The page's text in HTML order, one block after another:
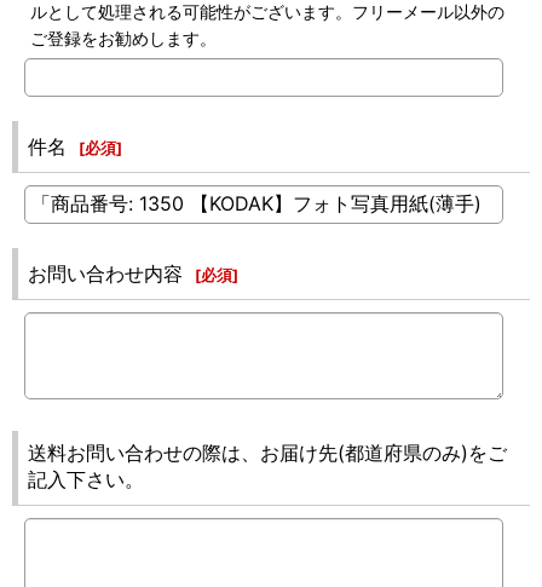
ルとして処理される可能性がございます。フリーメール以外の
ご登録をお勧めします。
件名 [必須]
お問い合わせ内容 [必須]
送料お問い合わせの際は、お届け先(都道府県のみ)をご
記入下さい。